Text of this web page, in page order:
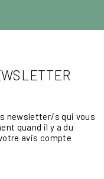
newsletter/s qui vous
quand il y a du
avis compte